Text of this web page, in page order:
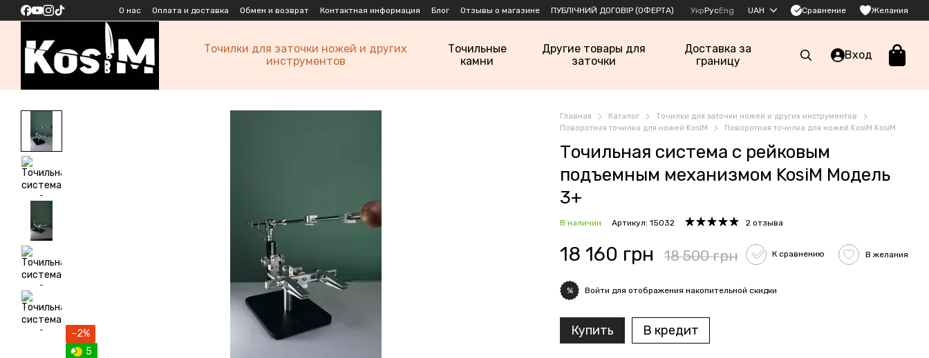
Перейти к основному контенту
О нас Оплата и доставка Обмен и возврат Контактная информация Блог Отзывы о магазине ПУБЛІЧНИЙ ДОГОВІР (ОФЕРТА) УкрРусEng UAH Сравнение Желания
Точилки для заточки ножей и других
инструментов
Точильные
камни
Другие товары для
заточки
Доставка за
границу
Вход
−2%
5
Главная Каталог
Точилки для заточки ножей и других инструментов
Поворотная точилка для ножей KosiM
Поворотная точилка для ножей KosiM KosiM
Точильная система с рейковым
подъемным механизмом KosiM Модель
3+
В наличии Артикул: 15032 2 отзыва
18 160 грн 18 500 грн К сравнению В желания
% Войти для отображения накопительной скидки
Купить В кредит